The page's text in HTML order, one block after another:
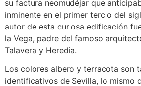
su factura neomudéjar que
inminente en el primer tercio del
autor de esta curiosa edificación
la Vega, padre del famoso
Talavera y Heredia.
Los colores albero y terracota son
identificativos de Sevilla, lo mismo